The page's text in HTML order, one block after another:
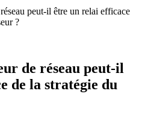
peut-il être un relai efficace
?
de réseau peut-il
de la stratégie du